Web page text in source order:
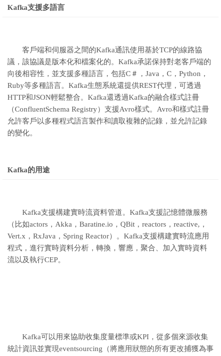
Kafka支援多語言
客戶端和伺服器之間的Kafka通訊使用基於TCP的線路協
議，該協議是版本化和檔案化的。Kafka承諾保持對老客戶端的
向後相容性，並支援多種語言，包括C＃，Java，C，Python，
Ruby等多種語言。Kafka生態系統還提供REST代理，可透過
HTTP和JSON輕鬆整合。Kafka還透過Kafka的融合樣式註冊
（ConfluentSchema Registry）支援Avro樣式。Avro和樣式註冊
允許客戶以多種程式語言製作和讀取複雜的記錄，並允許記錄
的變化。
Kafka的用途
Kafka支援構建實時流資料管道。Kafka支援記憶體微服務
（比如actors，Akka，Baratine.io，QBit，reactors，reactive,，
Vert.x，RxJava，Spring Reactor）。Kafka支援構建實時流應用
程式，進行實時資料分析，轉換，響應，聚合、加入實時資料
流以及執行CEP。
Kafka可以用來協助收集度量標準或KPI，從多個來源收集
統計資訊並實現eventsourcing（將應用狀態的所有更改捕獲為事